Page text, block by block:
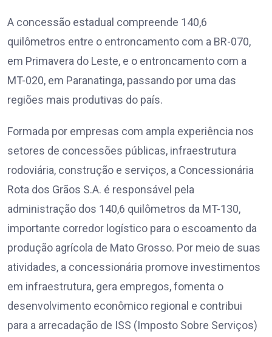
A concessão estadual compreende 140,6
quilômetros entre o entroncamento com a BR-070,
em Primavera do Leste, e o entroncamento com a
MT-020, em Paranatinga, passando por uma das
regiões mais produtivas do país.
Formada por empresas com ampla experiência nos
setores de concessões públicas, infraestrutura
rodoviária, construção e serviços, a Concessionária
Rota dos Grãos S.A. é responsável pela
administração dos 140,6 quilômetros da MT-130,
importante corredor logístico para o escoamento da
produção agrícola de Mato Grosso. Por meio de suas
atividades, a concessionária promove investimentos
em infraestrutura, gera empregos, fomenta o
desenvolvimento econômico regional e contribui
para a arrecadação de ISS (Imposto Sobre Serviços)